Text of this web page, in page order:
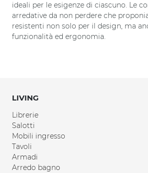
ideali per le esigenze di ciascuno. Le
arredative da non perdere che
resistenti non solo per il design, ma
funzionalità ed ergonomia.
LIVING
Librerie
Salotti
Mobili ingresso
Tavoli
Armadi
Arredo bagno